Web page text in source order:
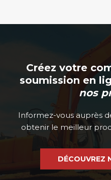
Créez votre
soumission en
nos
Informez-vous auprès
obtenir le meilleur
DÉCOUVREZ